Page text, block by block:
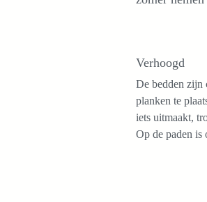
Verhoogd
De bedden zijn
planken te
iets uitmaakt,
Op de paden is